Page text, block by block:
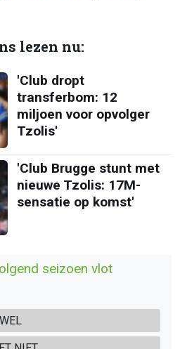
lezen nu:
'Club dropt
transferbom: 12
miljoen voor opvolger
Tzolis'
'Club Brugge stunt met
nieuwe Tzolis: 17M-
sensatie op komst'
seizoen vlot